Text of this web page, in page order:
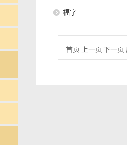
福字
首页 上一页 下一页